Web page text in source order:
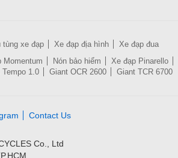
tùng xe đạp Xe đạp địa hình
Xe đạp đua
Momentum Nón bảo hiểm Xe đạp Pinarello
Tempo 1.0 Giant OCR 2600 Giant TCR 6700
Contact Us
Co., Ltd